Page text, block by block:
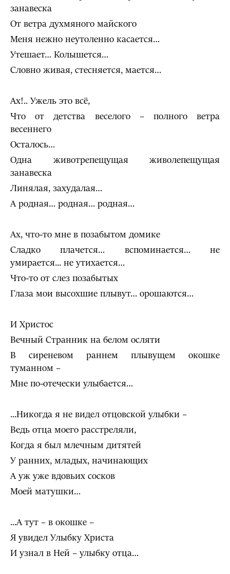
занавеска
От ветра духмяного майского
Меня нежно неутоленно касается…
Утешает… Колышется…
Словно живая, стесняется, мается…
Ах!.. Ужель это всё,
Что от детства веселого – полного ветра
весеннего
Осталось…
Одна животрепещущая живолепещущая
занавеска
Линялая, захудалая…
А родная… родная… родная…
Ах, что-то мне в позабытом домике
Сладко плачется… вспоминается… не
умирается... не утихается…
Что-то от слез позабытых
Глаза мои высохшие плывут… орошаются…
И Христос
Вечный Странник на белом осляти
В сиреневом раннем плывущем окошке
туманном –
Мне по-отечески улыбается…
...Никогда я не видел отцовской улыбки –
Ведь отца моего расстреляли,
Когда я был млечным дитятей
У ранних, младых, начинающих
А уж уже вдовьих сосков
Моей матушки…
...А тут – в окошке –
Я увидел Улыбку Христа
И узнал в Ней – улыбку отца…